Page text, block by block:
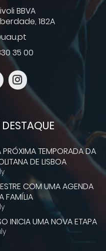
BBVA
182A
35 00
PRÓXIMA TEMPORADA DA
DE LISBOA
COM UMA AGENDA
FAMÍLIA
INICIA UMA NOVA ETAPA